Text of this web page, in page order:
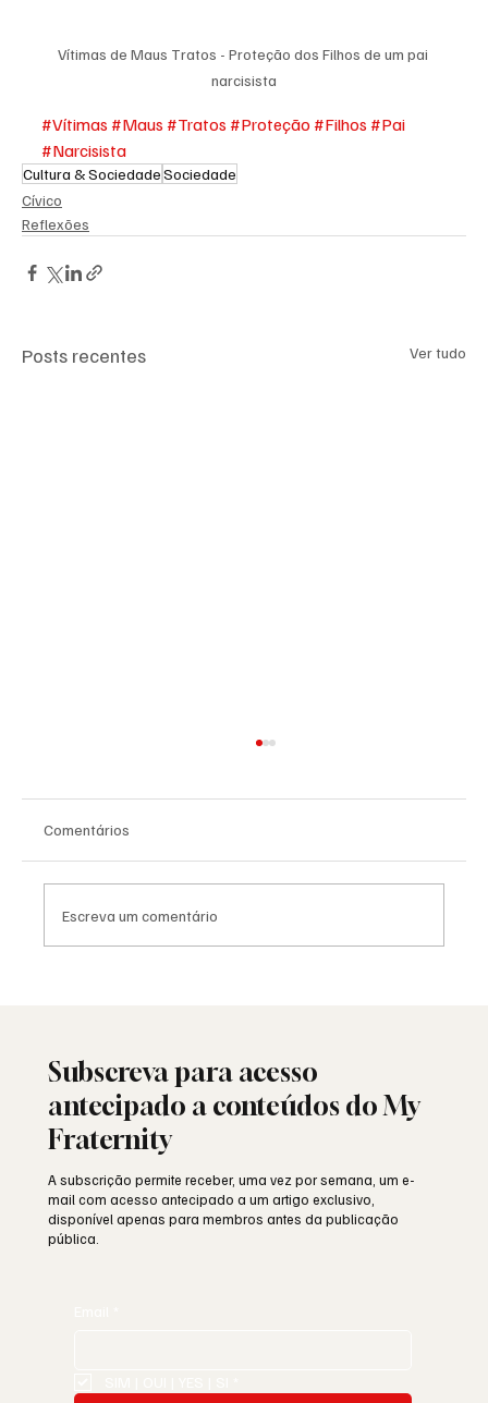
Vítimas de Maus Tratos - Proteção dos Filhos de um pai
narcisista
#Vítimas #Maus #Tratos #Proteção #Filhos #Pai
#Narcisista
Cultura & SociedadeSociedade
Cívico
Reflexões
Posts recentes Ver tudo
Comentários
Escreva um comentário
Subscreva para acesso
antecipado a conteúdos do My
Fraternity
A subscrição permite receber, uma vez por semana, um e-
mail com acesso antecipado a um artigo exclusivo,
disponível apenas para membros antes da publicação
pública.